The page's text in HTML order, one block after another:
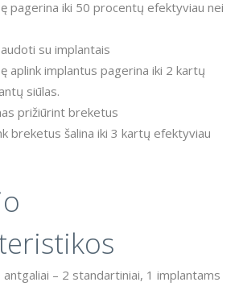
pagerina iki 50 procentų efektyviau nei
su implantais
aplink implantus pagerina iki 2 kartų
siūlas.
prižiūrint breketus
breketus šalina iki 3 kartų efektyviau
– 2 standartiniai, 1 implantams